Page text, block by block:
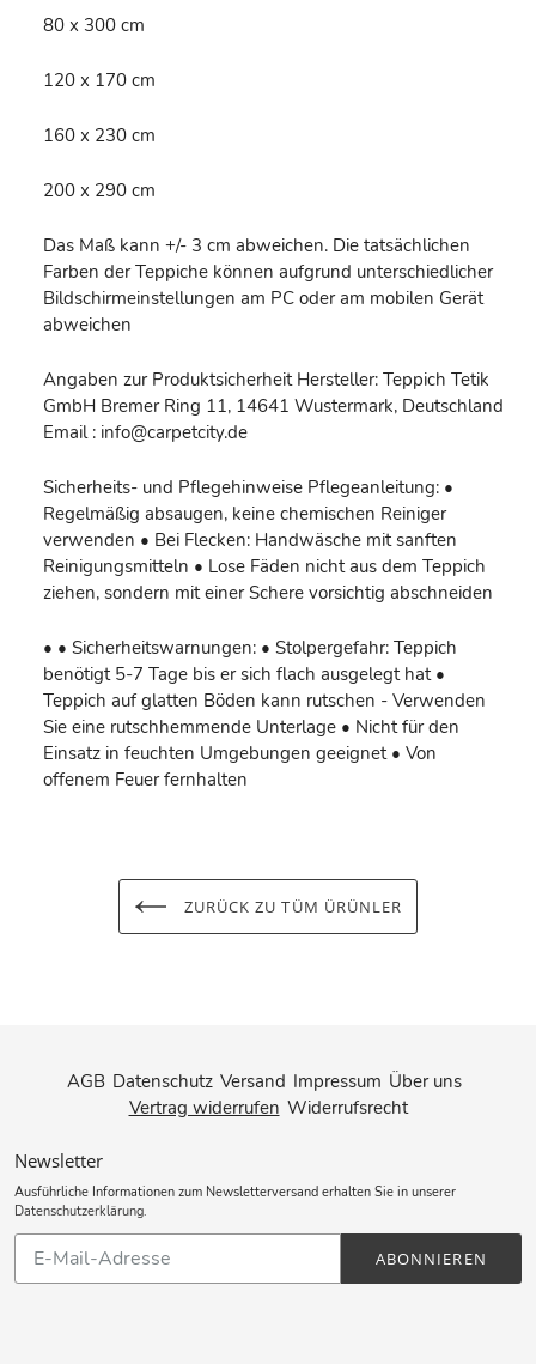
80 x 300 cm
120 x 170 cm
160 x 230 cm
200 x 290 cm
Das Maß kann +/- 3 cm abweichen. Die tatsächlichen
Farben der Teppiche können aufgrund unterschiedlicher
Bildschirmeinstellungen am PC oder am mobilen Gerät
abweichen
Angaben zur Produktsicherheit Hersteller: Teppich Tetik
GmbH Bremer Ring 11, 14641 Wustermark, Deutschland
Email : info@carpetcity.de
Sicherheits- und Pflegehinweise Pflegeanleitung: •
Regelmäßig absaugen, keine chemischen Reiniger
verwenden • Bei Flecken: Handwäsche mit sanften
Reinigungsmitteln • Lose Fäden nicht aus dem Teppich
ziehen, sondern mit einer Schere vorsichtig abschneiden
• • Sicherheitswarnungen: • Stolpergefahr: Teppich
benötigt 5-7 Tage bis er sich flach ausgelegt hat •
Teppich auf glatten Böden kann rutschen - Verwenden
Sie eine rutschhemmende Unterlage • Nicht für den
Einsatz in feuchten Umgebungen geeignet • Von
offenem Feuer fernhalten
ZURÜCK ZU TÜM ÜRÜNLER
AGB Datenschutz Versand Impressum Über uns
Vertrag widerrufen Widerrufsrecht
Newsletter
Ausführliche Informationen zum Newsletterversand erhalten Sie in unserer
Datenschutzerklärung.
Abonnieren
unsere
ABONNIEREN